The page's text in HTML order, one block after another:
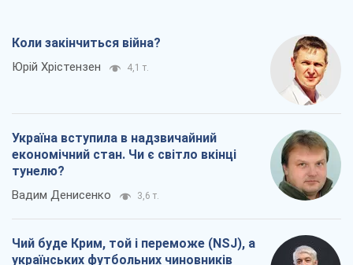
Коли закінчиться війна?
Юрій Хрістензен 4,1 т.
Україна вступила в надзвичайний
економічний стан. Чи є світло вкінці
тунелю?
Вадим Денисенко 3,6 т.
Чий буде Крим, той і переможе (NSJ), а
українських футбольних чиновників